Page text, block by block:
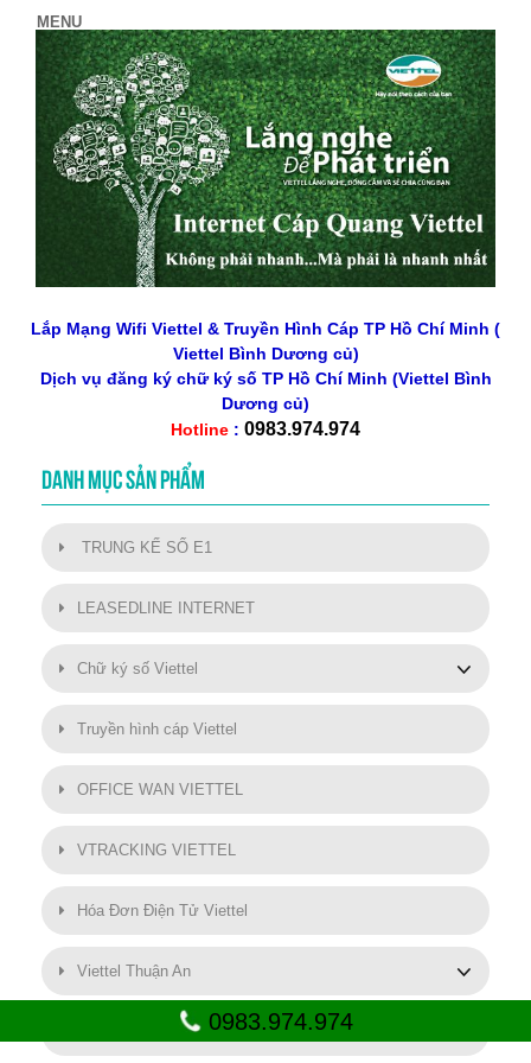
Lắp Mạng Wifi Viettel & Truyền Hình Cáp TP Hồ Chí Minh (
Viettel Bình Dương củ)
Dịch vụ đăng ký chữ ký số TP Hồ Chí Minh (Viettel Bình
Dương củ)
Hotline : 0983.974.974
DANH MỤC SẢN PHẨM
TRUNG KẾ SỐ E1
LEASEDLINE INTERNET
Chữ ký số Viettel
Truyền hình cáp Viettel
OFFICE WAN VIETTEL
VTRACKING VIETTEL
Hóa Đơn Điện Tử Viettel
Viettel Thuận An
SMART MOTOR VIETTEL0983.974.974